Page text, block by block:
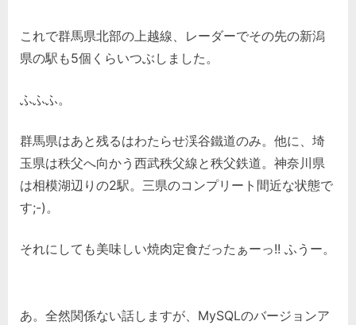
これで群馬県北部の上越線、レーダーでその先の新潟
県の駅も5個くらいつぶしました。
ふふふ。
群馬県はあと残るはわたらせ渓谷鐵道のみ。他に、埼
玉県は秩父へ向かう西武秩父線と秩父鉄道。神奈川県
は相模湖辺りの2駅。三県のコンプリート間近な状態で
す;-)。
それにしても美味しい焼肉定食だったぁーっ!! ふうー。
あ。全然関係ない話しますが、MySQLのバージョンア